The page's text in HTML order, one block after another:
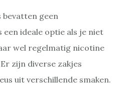
bevatten geen
een ideale optie als je niet
wel regelmatig nicotine
zijn diverse zakjes
uit verschillende smaken.